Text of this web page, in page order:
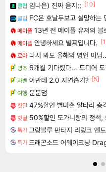
클립 임나은) 진짜 음지;; [10]
클립 FC온 호날두보고 실망하는
메이플 13년 전 메이플 유저의 블
메이플 안녕하세요 별찌입니다.
로아 다시 봐도 올해의 명언 아님
명조 6개월 기다렸다… 드디어
차벤 아반테 2.0 자연흡기? [5]
여행 운문댐
핫딜 47%할인 별미촌 알타리
핫딜 50%할인 도가니탕의 정
특가
특가